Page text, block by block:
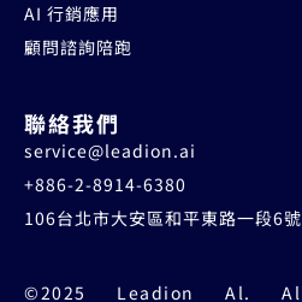
AI 行銷應用
顧問諮詢陪跑
聯絡我們
service@leadion.ai
+886-2-8914-6380
106台北市大安區和平東路一段6
©2025 Leadion Al.